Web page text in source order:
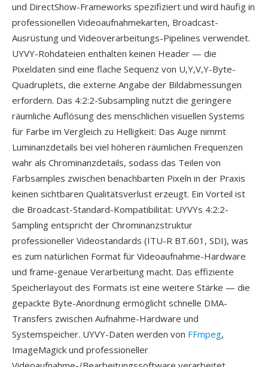
und DirectShow-Frameworks spezifiziert und wird häufig in
professionellen Videoaufnahmekarten, Broadcast-
Ausrüstung und Videoverarbeitungs-Pipelines verwendet.
UYVY-Rohdateien enthalten keinen Header — die
Pixeldaten sind eine flache Sequenz von U,Y,V,Y-Byte-
Quadruplets, die externe Angabe der Bildabmessungen
erfordern. Das 4:2:2-Subsampling nutzt die geringere
räumliche Auflösung des menschlichen visuellen Systems
für Farbe im Vergleich zu Helligkeit: Das Auge nimmt
Luminanzdetails bei viel höheren räumlichen Frequenzen
wahr als Chrominanzdetails, sodass das Teilen von
Farbsamples zwischen benachbarten Pixeln in der Praxis
keinen sichtbaren Qualitätsverlust erzeugt. Ein Vorteil ist
die Broadcast-Standard-Kompatibilität: UYVYs 4:2:2-
Sampling entspricht der Chrominanzstruktur
professioneller Videostandards (ITU-R BT.601, SDI), was
es zum natürlichen Format für Videoaufnahme-Hardware
und frame-genaue Verarbeitung macht. Das effiziente
Speicherlayout des Formats ist eine weitere Stärke — die
gepackte Byte-Anordnung ermöglicht schnelle DMA-
Transfers zwischen Aufnahme-Hardware und
Systemspeicher. UYVY-Daten werden von FFmpeg,
ImageMagick und professioneller